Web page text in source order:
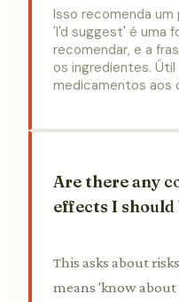
Isso recomenda
'I'd suggest' é uma
recomendar, e a
os ingredientes.
medicamentos aos
Are there any
effects I should
This asks about
means 'know about